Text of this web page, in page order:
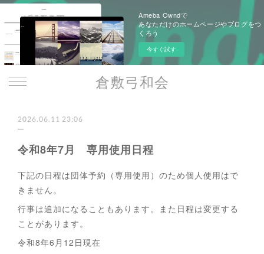
Ameba Owndで
あなただけのホームページやブログをつ
くろう
今すぐ試す
倉敷弓和会
2026.06.11 23:06
令和8年7月 専用使用日程
下記の日程は団体予約（専用使用）のため個人使用はで
きません。
行事は追加になることもあります。また日程は変更する
ことがあります。
令和8年6月12日現在